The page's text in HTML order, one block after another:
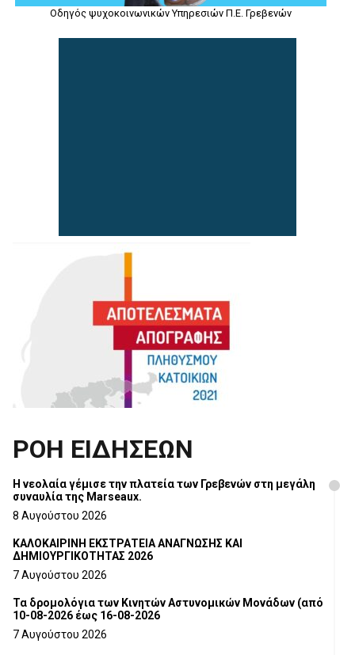
Οδηγός ψυχοκοινωνικών Υπηρεσιών Π.Ε. Γρεβενών
ΡΟΗ ΕΙΔΗΣΕΩΝ
Η νεολαία γέμισε την πλατεία των Γρεβενών στη μεγάλη
συναυλία της Marseaux.
8 Αυγούστου 2026
ΚΑΛΟΚΑΙΡΙΝΗ ΕΚΣΤΡΑΤΕΙΑ ΑΝΑΓΝΩΣΗΣ ΚΑΙ
ΔΗΜΙΟΥΡΓΙΚΟΤΗΤΑΣ 2026
7 Αυγούστου 2026
Τα δρομολόγια των Κινητών Αστυνομικών Μονάδων (από
10-08-2026 έως 16-08-2026
7 Αυγούστου 2026